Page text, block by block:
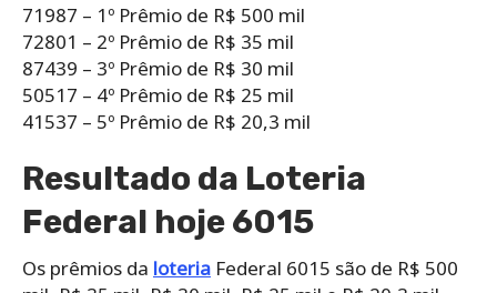
71987 – 1º Prêmio de R$ 500 mil
72801 – 2º Prêmio de R$ 35 mil
87439 – 3º Prêmio de R$ 30 mil
50517 – 4º Prêmio de R$ 25 mil
41537 – 5º Prêmio de R$ 20,3 mil
Resultado da Loteria
Federal hoje 6015
Os prêmios da loteria Federal 6015 são de R$ 500